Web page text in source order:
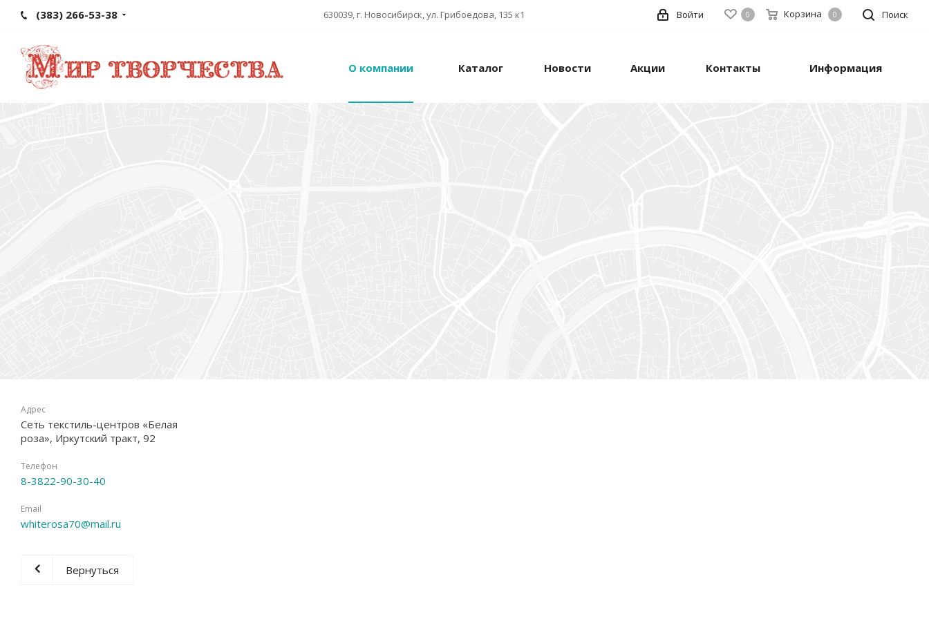
(383) 266-53-38 630039, г. Новосибирск, ул. Грибоедова, 135 к1 Поиск
0 Корзина 0
Войти
О компании Каталог Новости Акции Контакты Информация
Адрес
Сеть текстиль-центров «Белая
роза», Иркутский тракт, 92
Телефон
8-3822-90-30-40
Email
whiterosa70@mail.ru
Вернуться